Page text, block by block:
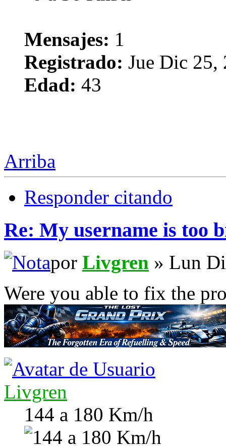
Mensajes: 1
Registrado: Jue Dic 25,
Edad: 43
Arriba
Responder citando
Re: My username is too
por Livgren » Lun
Were you able to fix the
Livgren
144 a 180 Km/h